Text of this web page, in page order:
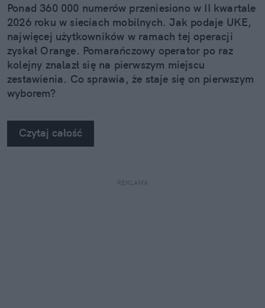
Ponad 360 000 numerów przeniesiono w II kwartale
2026 roku w sieciach mobilnych. Jak podaje UKE,
najwięcej użytkowników w ramach tej operacji
zyskał Orange. Pomarańczowy operator po raz
kolejny znalazł się na pierwszym miejscu
zestawienia. Co sprawia, że staje się on pierwszym
wyborem?
Czytaj całość
REKLAMA